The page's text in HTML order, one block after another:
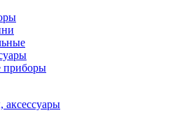
приборы
аксессуары